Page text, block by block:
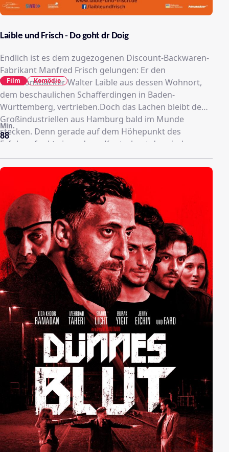
Laible und Frisch - Do goht dr Doig
Endlich ist es dem zugezogenen Discount-Backwaren-
Fabrikant Manfred Frisch gelungen: Er den
Traditionsbäcker Walter Laible aus dessen Wohnort,
dem beschaulichen Schafferdingen in Baden-
Württemberg, vertrieben.Doch das Lachen bleibt dem
Großindustriellen aus Hamburg bald im Munde
stecken. Denn gerade auf dem Höhepunkt des
Erfolges funkt ein anderer Kontrahent dazwischen –
sein Vater.
88
Min.
Film Komödie